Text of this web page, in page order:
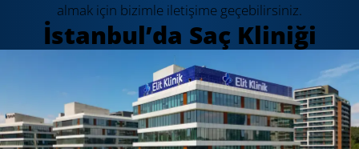
almak için bizimle iletişime geçebilirsiniz.
İstanbul’da Saç Kliniği